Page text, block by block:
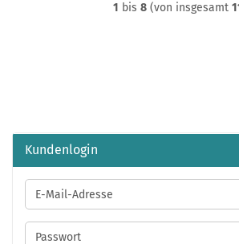
1 bis 8(von insgesamt
Kundenlogin
E-
Mail-
Adresse
Passwort